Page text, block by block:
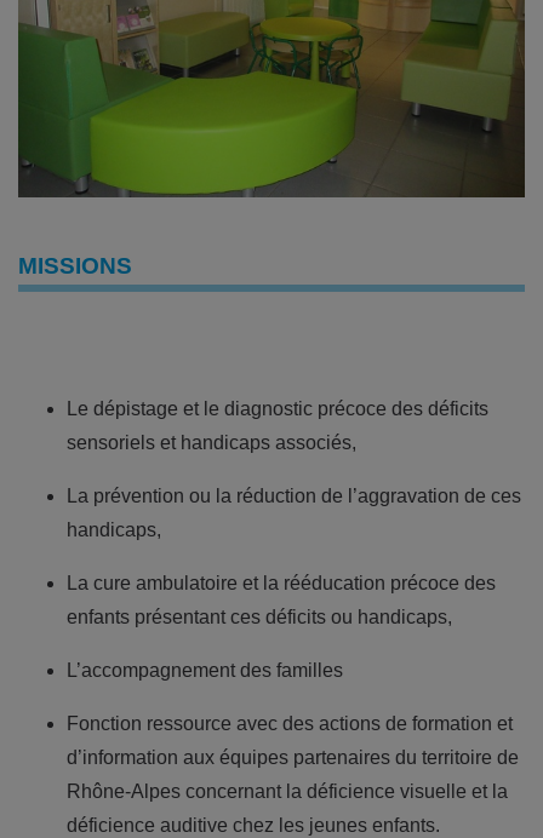
MISSIONS
Le dépistage et le diagnostic précoce des déficits
sensoriels et handicaps associés,
La prévention ou la réduction de l’aggravation de ces
handicaps,
La cure ambulatoire et la rééducation précoce des
enfants présentant ces déficits ou handicaps,
L’accompagnement des familles
Fonction ressource avec des actions de formation et
d’information aux équipes partenaires du territoire de
Rhône-Alpes concernant la déficience visuelle et la
déficience auditive chez les jeunes enfants.